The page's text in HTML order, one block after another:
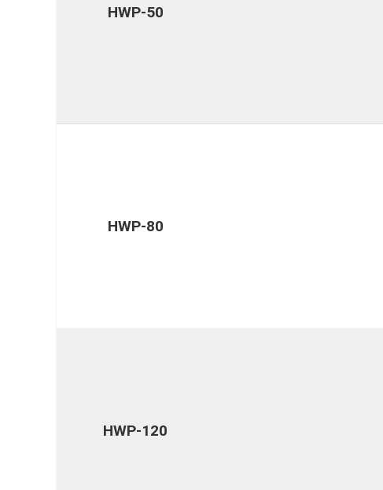
HWP-50
HWP-80
HWP-120